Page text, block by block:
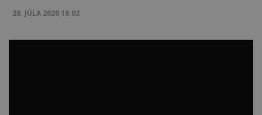
28. JÚLA 2020 18:02